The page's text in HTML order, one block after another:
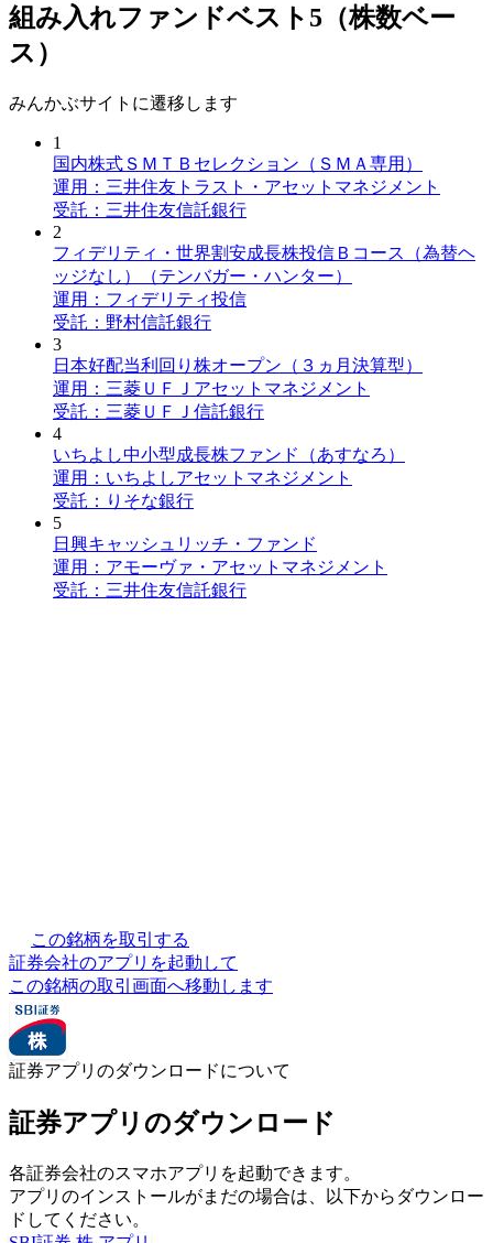
組み入れファンドベスト5（株数ベー
ス）
みんかぶサイトに遷移します
1
国内株式ＳＭＴＢセレクション（ＳＭＡ専用）
運用：三井住友トラスト・アセットマネジメント
受託：三井住友信託銀行
2
フィデリティ・世界割安成長株投信Ｂコース（為替ヘ
ッジなし）（テンバガー・ハンター）
運用：フィデリティ投信
受託：野村信託銀行
3
日本好配当利回り株オープン（３ヵ月決算型）
運用：三菱ＵＦＪアセットマネジメント
受託：三菱ＵＦＪ信託銀行
4
いちよし中小型成長株ファンド（あすなろ）
運用：いちよしアセットマネジメント
受託：りそな銀行
5
日興キャッシュリッチ・ファンド
運用：アモーヴァ・アセットマネジメント
受託：三井住友信託銀行
この銘柄を取引する
証券会社のアプリを起動して
この銘柄の取引画面へ移動します
証券アプリのダウンロードについて
証券アプリのダウンロード
各証券会社のスマホアプリを起動できます。
アプリのインストールがまだの場合は、以下からダウンロー
ドしてください。